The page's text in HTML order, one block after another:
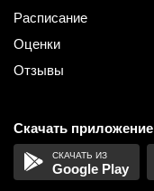
Расписание
Оценки
Отзывы
Скачать приложение
Google Play